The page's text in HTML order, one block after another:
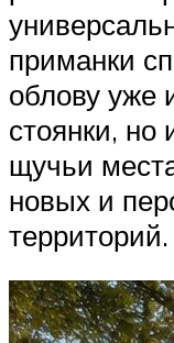
приманки
облову уже
стоянки, но
щучьи
новых и
территорий.